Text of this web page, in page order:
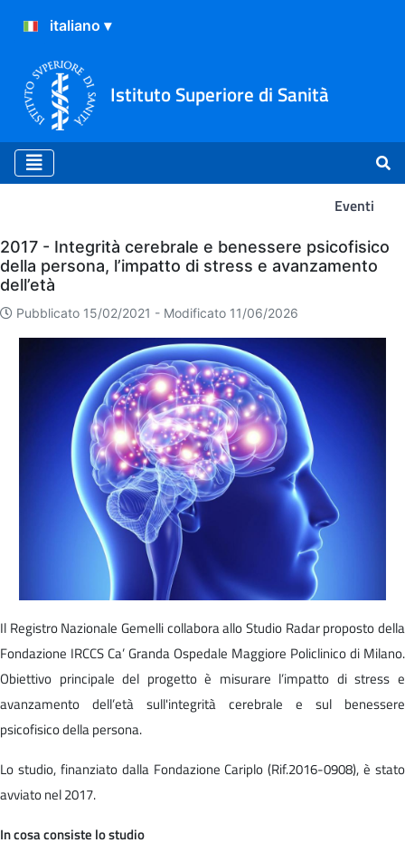
Istituto Superiore di Sanità
Eventi
Eventi
2017 - Integrità cerebrale e benessere psicofisico
della persona, l’impatto di stress e avanzamento
dell’età
Pubblicato 15/02/2021 - Modificato 11/06/2026
Il Registro Nazionale Gemelli collabora allo Studio Radar proposto della
Fondazione IRCCS Ca’ Granda Ospedale Maggiore Policlinico di Milano.
Obiettivo principale del progetto è misurare l’impatto di stress e
avanzamento dell’età sull'integrità cerebrale e sul benessere
psicofisico della persona.
Lo studio, finanziato dalla Fondazione Cariplo (Rif.2016-0908), è stato
avviato nel 2017.
In cosa consiste lo studio